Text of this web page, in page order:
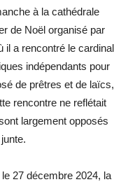
à la cathédrale
de Noël organisé par
il a rencontré le cardinal
indépendants pour
de prêtres et de laïcs,
rencontre ne reflétait
largement opposés
27 décembre 2024, la